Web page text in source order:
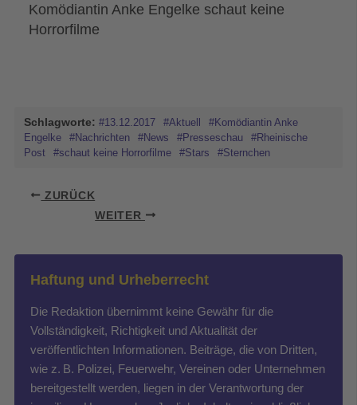
Komödiantin Anke Engelke schaut keine
Horrorfilme
Schlagworte: #13.12.2017 #Aktuell
#Komödiantin Anke
Engelke
#Nachrichten #News #Presseschau
#Rheinische
Post
#schaut keine Horrorfilme #Stars #Sternchen
ZURÜCK
WEITER
Haftung und Urheberrecht
Die Redaktion übernimmt keine Gewähr für die
Vollständigkeit, Richtigkeit und Aktualität der
veröffentlichten Informationen. Beiträge, die von Dritten,
wie z. B. Polizei, Feuerwehr, Vereinen oder Unternehmen
bereitgestellt werden, liegen in der Verantwortung der